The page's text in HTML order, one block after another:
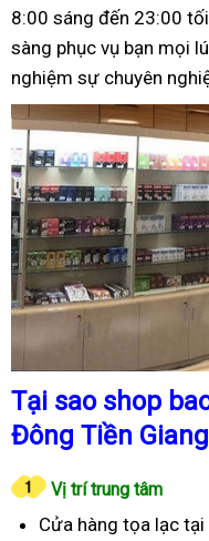
8:00 sáng đến 23:00
sàng phục vụ bạn mọi
nghiệm sự chuyên
Tại sao shop
Đông Tiền
Vị trí trung tâm
Cửa hàng tọa lạc